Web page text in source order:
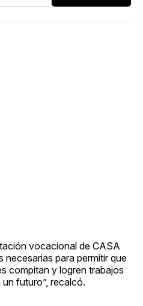
vocacional de CASA
para permitir que
compitan y logren trabajos
futuro”, recalcó.